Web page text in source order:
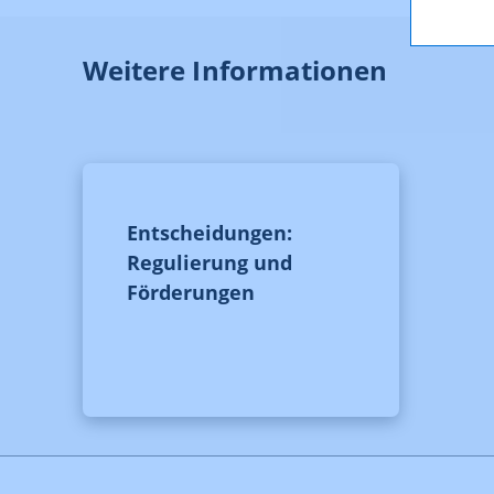
Weitere Informationen
Entscheidungen:
Regulierung und
Förderungen